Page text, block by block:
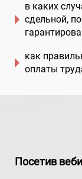
в каких
сдельной,
как
оплаты
Посетив